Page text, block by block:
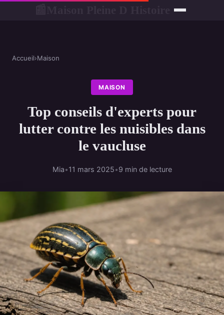
Accueil›Maison
MAISON
Top conseils d'experts pour
lutter contre les nuisibles dans
le vaucluse
Mia•11 mars 2025•9 min de lecture